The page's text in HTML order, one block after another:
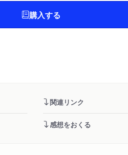
購入する
関連リンク
感想をおくる